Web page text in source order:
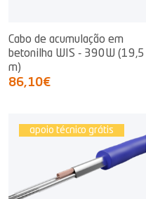
Cabo de acumulação em
betonilha WIS - 390W (19,5
m)
86,10€
apoio técnico grátis